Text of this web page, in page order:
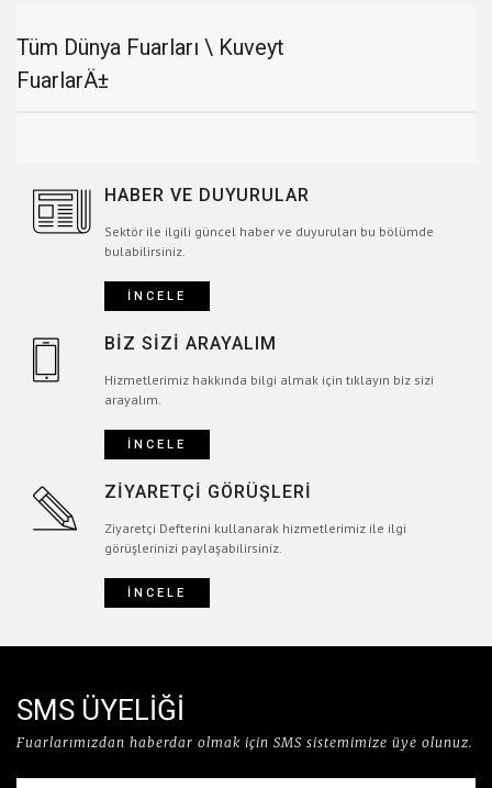
Tüm Dünya Fuarları \ Kuveyt
FuarlarÄ±
HABER VE DUYURULAR
Sektör ile ilgili güncel haber ve duyuruları bu bölümde
bulabilirsiniz.
İNCELE
BİZ SİZİ ARAYALIM
Hizmetlerimiz hakkında bilgi almak için tıklayın biz sizi
arayalım.
İNCELE
ZİYARETÇİ GÖRÜŞLERİ
Ziyaretçi Defterini kullanarak hizmetlerimiz ile ilgi
görüşlerinizi paylaşabilirsiniz.
İNCELE
SMS ÜYELİĞİ
Fuarlarımızdan haberdar olmak için SMS sistemimize üye olunuz.